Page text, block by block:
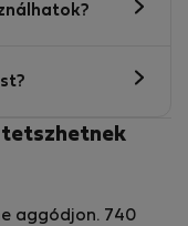
aggódjon. 740